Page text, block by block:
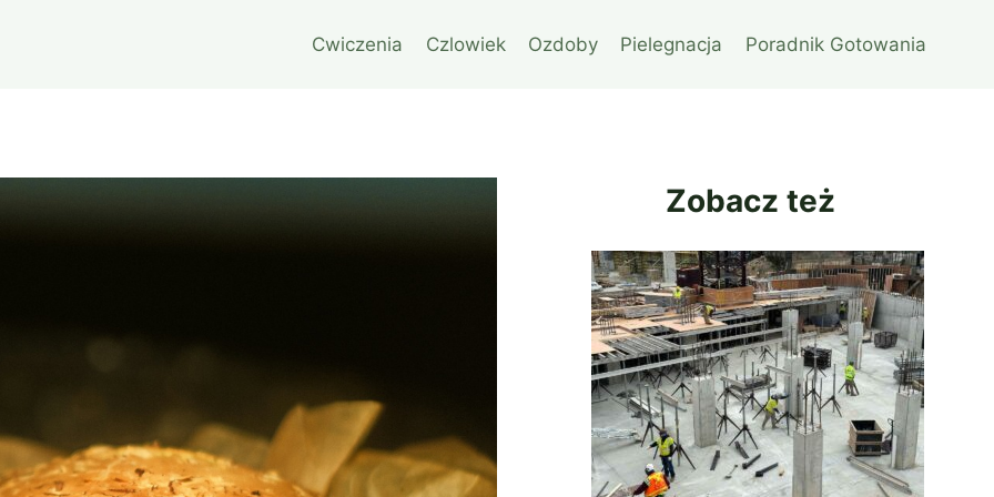
Cwiczenia Czlowiek Ozdoby Pielegnacja Poradnik Gotowania
Zobacz też